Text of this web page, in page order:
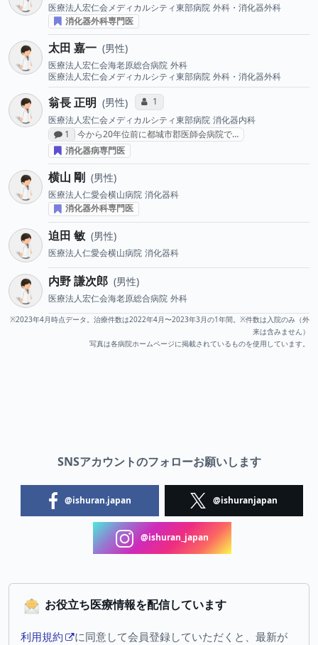
医療法人宏仁会メディカルシティ東部病院 外科・消化器外科
消化器外科専門医
太田 嘉一 男性
医療法人宏仁会海老原総合病院 外科
医療法人宏仁会メディカルシティ東部病院 外科・消化器外科
翁長 正明 男性 コミュニケーション・タイプ投票数
1
医療法人宏仁会メディカルシティ東部病院 消化器内科
感想投稿数
1
今から20年位前に都城市郡医師会病院で…
消化器病専門医
横山 剛 男性
医療法人仁愛会横山病院 消化器科
消化器外科専門医
迫田 敏 男性
医療法人仁愛会横山病院 消化器科
内野 謙次郎 男性
医療法人宏仁会海老原総合病院 外科
※2023年4月時点データ。治療件数は2022年4月〜2023年3月の1年間。※件数は入院のみ（外
来は含みません）
写真は各病院ホームページに掲載されているものを使用しています。
SNSアカウントのフォローお願いします
@ishuran.japan @ishuranjapan
@ishuran_japan
お役立ち医療情報を配信しています
利用規約
に同意して会員登録していただくと、最新が